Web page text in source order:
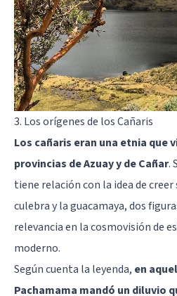
3. Los orígenes de los Cañaris
Los cañaris eran una etnia que
provincias de Azuay y de Cañar.
tiene relación con la idea de creer
culebra y la guacamaya, dos
relevancia en la cosmovisión de
moderno.
Según cuenta la leyenda, en
Pachamama mandó un diluvio